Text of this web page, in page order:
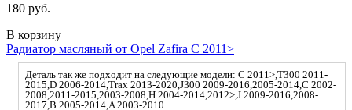
180 руб.
В корзину
Радиатор масляный от Opel Zafira C 2011>
Деталь так же подходит на следующие модели: C 2011>,T300 2011-
2015,D 2006-2014,Trax 2013-2020,J300 2009-2016,2005-2014,C 2002-
2008,2011-2015,2003-2008,H 2004-2014,2012>,J 2009-2016,2008-
2017,B 2005-2014,A 2003-2010